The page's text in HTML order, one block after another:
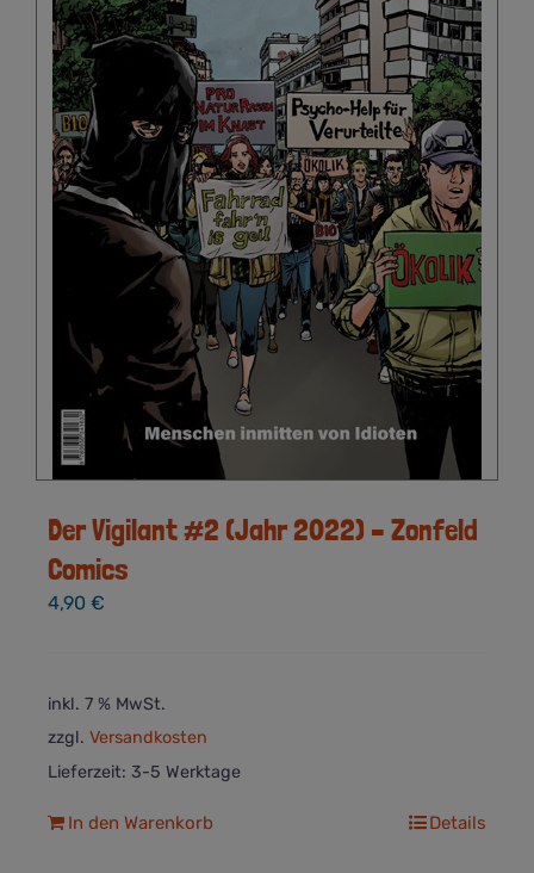
Der Vigilant #2 (Jahr 2022) – Zonfeld
Comics
4,90 €
inkl. 7 % MwSt.
zzgl. Versandkosten
Lieferzeit: 3-5 Werktage
In den Warenkorb Details